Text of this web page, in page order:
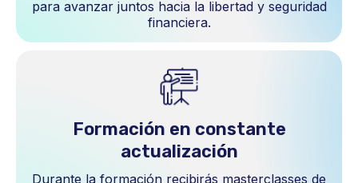
para avanzar juntos hacia la libertad y seguridad
financiera.
Formación en constante
actualización
Durante la formación recibirás masterclasses de